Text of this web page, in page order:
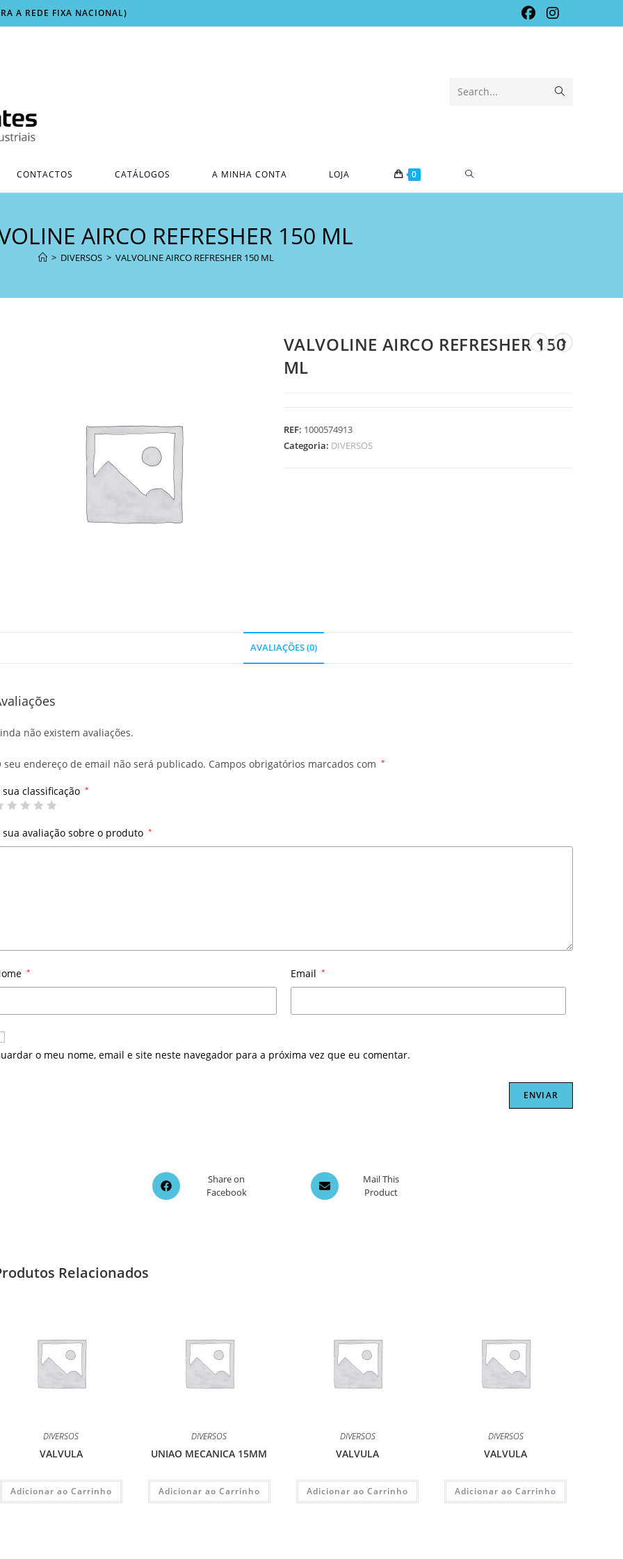
A REDE FIXA NACIONAL)
Search...
CONTACTOS CATÁLOGOS A MINHA CONTA LOJA 0 TOGGLE
AIRCO REFRESHER 150 ML
> DIVERSOS > VALVOLINE AIRCO REFRESHER 150 ML
VALVOLINE AIRCO REFRESHER 150
ML
REF: 1000574913
Categoria: DIVERSOS
AVALIAÇÕES (0)
não existem avaliações.
seu endereço de email não será publicado. Campos obrigatórios marcados com *
sua classificação *
sua avaliação sobre o produto *
* Email *
o meu nome, email e site neste navegador para a próxima vez que eu comentar.
Opens
in
Share on
Facebook
Opens
in
Mail This
Product
Relacionados
DIVERSOS
VALVULA
Adicionar ao Carrinho
DIVERSOS
UNIAO MECANICA 15MM
Adicionar ao Carrinho
DIVERSOS
VALVULA
Adicionar ao Carrinho
DIVERSOS
VALVULA
Adicionar ao Carrinho